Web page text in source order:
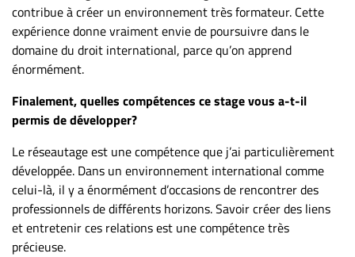
contribue à créer un environnement très formateur. Cette
expérience donne vraiment envie de poursuivre dans le
domaine du droit international, parce qu’on apprend
énormément.
Finalement, quelles compétences ce stage vous a-t-il
permis de développer?
Le réseautage est une compétence que j’ai particulièrement
développée. Dans un environnement international comme
celui-là, il y a énormément d’occasions de rencontrer des
professionnels de différents horizons. Savoir créer des liens
et entretenir ces relations est une compétence très
précieuse.